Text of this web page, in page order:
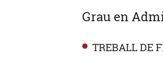
Grau en
TREBALL DE